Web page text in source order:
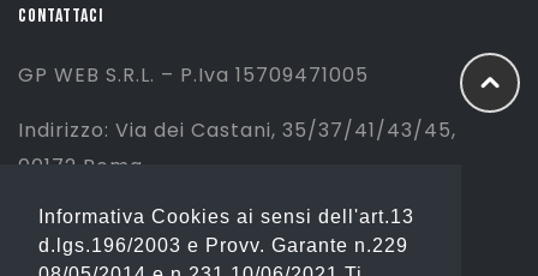
CONTATTACI
GP WEB S.R.L. – P.Iva 15709471005
Indirizzo: Via dei Castani, 35/37/41/43/45,
00172 Roma
Tel: 06 2310844 (Sport) – 06 23234353
(Fashion)
Informativa Cookies ai sensi dell'art.13
d.lgs.196/2003 e Provv. Garante n.229